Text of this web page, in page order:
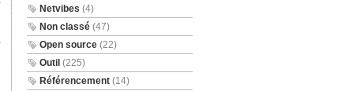
Netvibes (4)
Non classé(47)
Open source(22)
Outil (225)
Référencement(14)